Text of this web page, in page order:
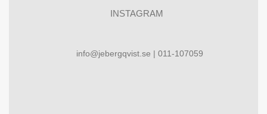
INSTAGRAM
info@jebergqvist.se | 011-107059